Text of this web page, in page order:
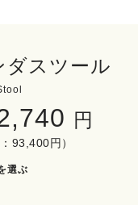
ダスツール
円
：93,400円）
選ぶ